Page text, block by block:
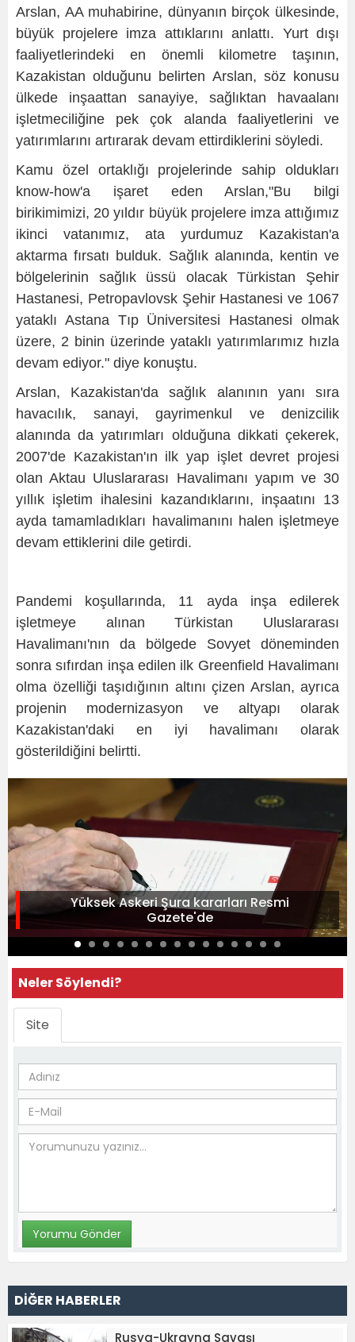
Arslan, AA muhabirine, dünyanın birçok ülkesinde,
büyük projelere imza attıklarını anlattı. Yurt dışı
faaliyetlerindeki en önemli kilometre taşının,
Kazakistan olduğunu belirten Arslan, söz konusu
ülkede inşaattan sanayiye, sağlıktan havaalanı
işletmeciliğine pek çok alanda faaliyetlerini ve
yatırımlarını artırarak devam ettirdiklerini söyledi.
Kamu özel ortaklığı projelerinde sahip oldukları
know-how'a işaret eden Arslan,"Bu bilgi
birikimimizi, 20 yıldır büyük projelere imza attığımız
ikinci vatanımız, ata yurdumuz Kazakistan'a
aktarma fırsatı bulduk. Sağlık alanında, kentin ve
bölgelerinin sağlık üssü olacak Türkistan Şehir
Hastanesi, Petropavlovsk Şehir Hastanesi ve 1067
yataklı Astana Tıp Üniversitesi Hastanesi olmak
üzere, 2 binin üzerinde yataklı yatırımlarımız hızla
devam ediyor." diye konuştu.
Arslan, Kazakistan'da sağlık alanının yanı sıra
havacılık, sanayi, gayrimenkul ve denizcilik
alanında da yatırımları olduğuna dikkati çekerek,
2007'de Kazakistan'ın ilk yap işlet devret projesi
olan Aktau Uluslararası Havalimanı yapım ve 30
yıllık işletim ihalesini kazandıklarını, inşaatını 13
ayda tamamladıkları havalimanını halen işletmeye
devam ettiklerini dile getirdi.
Pandemi koşullarında, 11 ayda inşa edilerek
işletmeye alınan Türkistan Uluslararası
Havalimanı'nın da bölgede Sovyet döneminden
sonra sıfırdan inşa edilen ilk Greenfield Havalimanı
olma özelliği taşıdığının altını çizen Arslan, ayrıca
projenin modernizasyon ve altyapı olarak
Kazakistan'daki en iyi havalimanı olarak
gösterildiğini belirtti.
Yüksek Askeri Şura kararları Resmi
Gazete'de
Neler Söylendi?
Site
DİĞER HABERLER
Rusya-Ukrayna Savaşı